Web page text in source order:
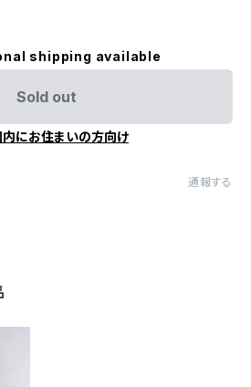
shipping available
Sold out
内にお住まいの方向け
通報する